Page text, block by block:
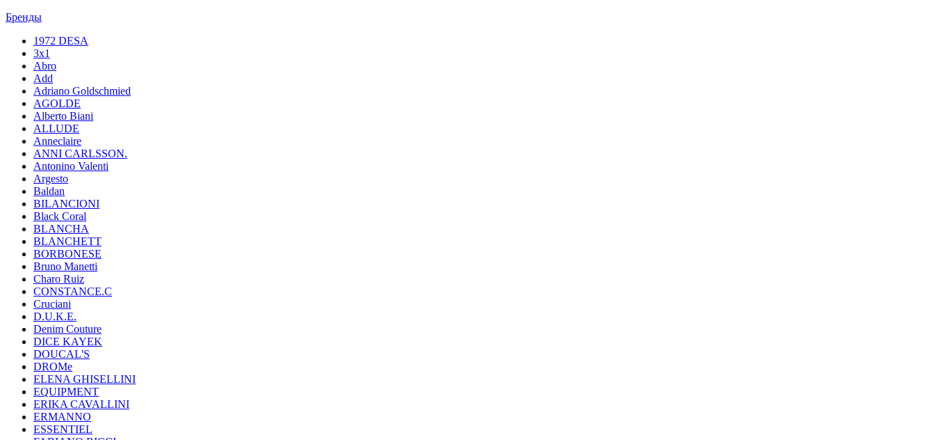
Бренды
1972 DESA
3x1
Abro
Add
Adriano Goldschmied
AGOLDE
Alberto Biani
ALLUDE
Anneclaire
ANNI CARLSSON.
Antonino Valenti
Argesto
Baldan
BILANCIONI
Black Coral
BLANCHA
BLANCHETT
BORBONESE
Bruno Manetti
Charo Ruiz
CONSTANCE.C
Cruciani
D.U.K.E.
Denim Couture
DICE KAYEK
DOUCAL'S
DROMe
ELENA GHISELLINI
EQUIPMENT
ERIKA CAVALLINI
ERMANNO
ESSENTIEL